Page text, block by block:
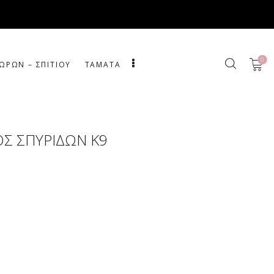
– ΣΠΙΤΙΟΥ ΤΑΜΑΤΑ 0
ΣΠΥΡΙΔΩΝ Κ9